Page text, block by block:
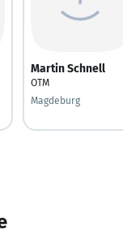
Martin Schnell
OTM
Magdeburg